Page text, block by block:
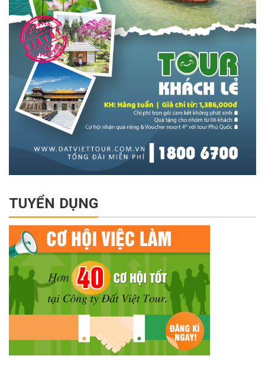
TUYỂN DỤNG